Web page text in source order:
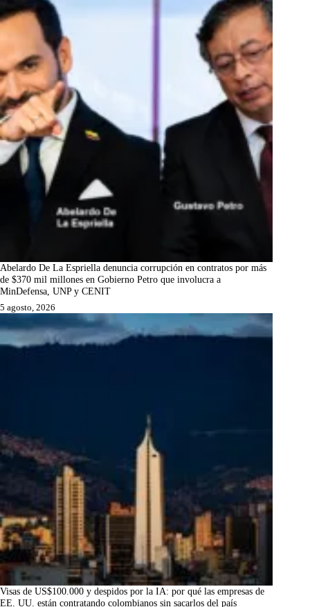
Abelardo De La Espriella denuncia corrupción en contratos por más
de $370 mil millones en Gobierno Petro que involucra a
MinDefensa, UNP y CENIT
5 agosto, 2026
Visas de US$100.000 y despidos por la IA: por qué las empresas de
EE. UU. están contratando colombianos sin sacarlos del país